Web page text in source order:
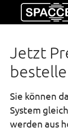
Zum Hauptinhalt
Jetzt
Sie können
System
werden aus